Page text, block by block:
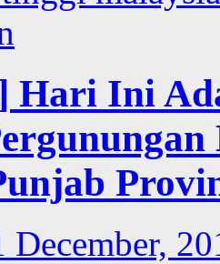
Hari Ini
December,